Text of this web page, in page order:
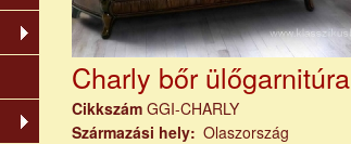
Charly bőr ülőgarnitúra
Cikkszám GGI-CHARLY
Származási hely Olaszország